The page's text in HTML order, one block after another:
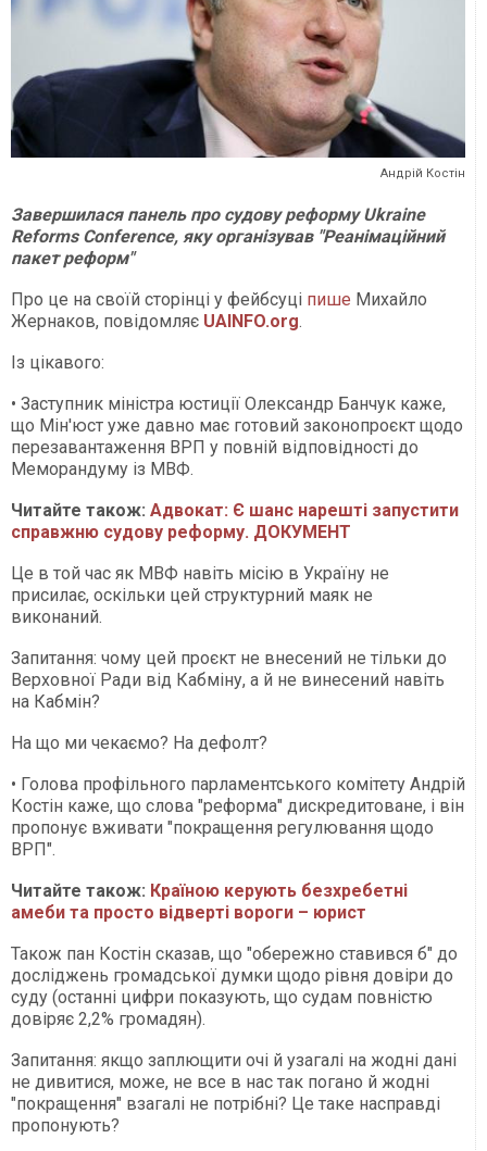
Андрій Костін
Завершилася панель про судову реформу Ukraine
Reforms Conference, яку організував "Реанімаційний
пакет реформ"
Про це на своїй сторінці у фейбсуці пише Михайло
Жернаков, повідомляє UAINFO.org.
Із цікавого:
• Заступник міністра юстиції Олександр Банчук каже,
що Мін'юст уже давно має готовий законопроєкт щодо
перезавантаження ВРП у повній відповідності до
Меморандуму із МВФ.
Читайте також: Адвокат: Є шанс нарешті запустити
справжню судову реформу. ДОКУМЕНТ
Це в той час як МВФ навіть місію в Україну не
присилає, оскільки цей структурний маяк не
виконаний.
Запитання: чому цей проєкт не внесений не тільки до
Верховної Ради від Кабміну, а й не винесений навіть
на Кабмін?
На що ми чекаємо? На дефолт?
• Голова профільного парламентського комітету Андрій
Костін каже, що слова "реформа" дискредитоване, і він
пропонує вживати "покращення регулювання щодо
ВРП".
Читайте також: Країною керують безхребетні
амеби та просто відверті вороги – юрист
Також пан Костін сказав, що "обережно ставився б" до
досліджень громадської думки щодо рівня довіри до
суду (останні цифри показують, що судам повністю
довіряє 2,2% громадян).
Запитання: якщо заплющити очі й узагалі на жодні дані
не дивитися, може, не все в нас так погано й жодні
"покращення" взагалі не потрібні? Це таке насправді
пропонують?